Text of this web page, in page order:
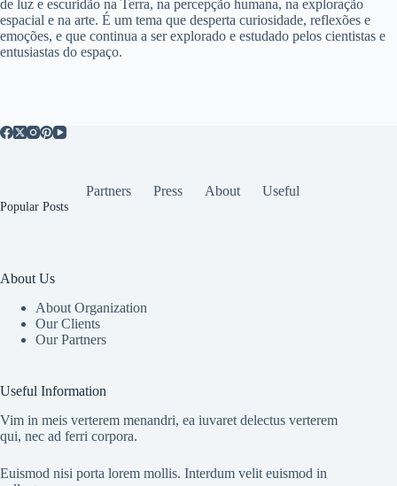
de luz e escuridão na Terra, na percepção humana, na exploração
espacial e na arte. É um tema que desperta curiosidade, reflexões e
emoções, e que continua a ser explorado e estudado pelos cientistas e
entusiastas do espaço.
Partners Press About Useful
Popular Posts
About Us
About Organization
Our Clients
Our Partners
Useful Information
Vim in meis verterem menandri, ea iuvaret delectus verterem
qui, nec ad ferri corpora.
Euismod nisi porta lorem mollis. Interdum velit euismod in